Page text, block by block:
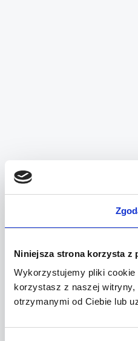
Niniejsza strona korzysta z
Wykorzystujemy pliki cookie
korzystasz z naszej witryny,
otrzymanymi od Ciebie lub